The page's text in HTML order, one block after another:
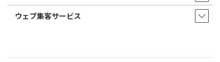
ウェブ集客サービス